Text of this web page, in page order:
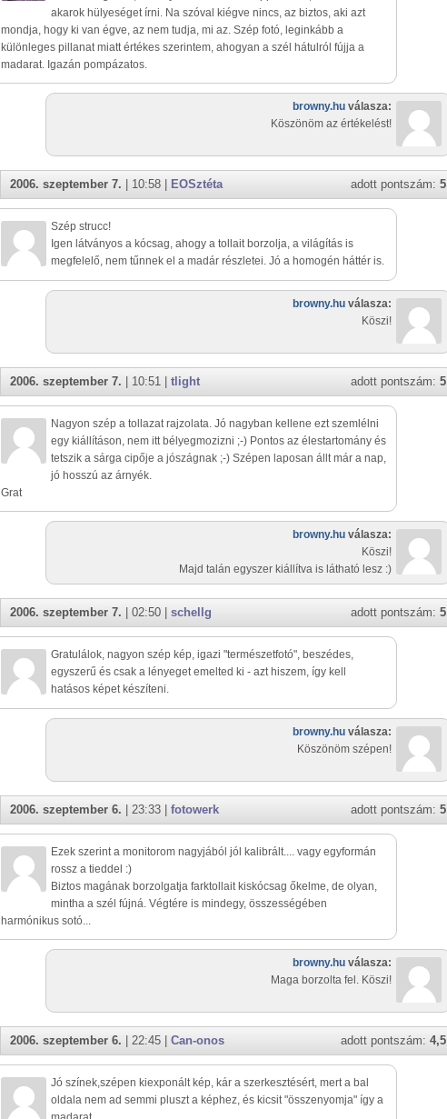
akarok hülyeséget írni. Na szóval kiégve nincs, az biztos, aki azt
mondja, hogy ki van égve, az nem tudja, mi az. Szép fotó, leginkább a
különleges pillanat miatt értékes szerintem, ahogyan a szél hátulról fújja a
madarat. Igazán pompázatos.
browny.hu válasza:
Köszönöm az értékelést!
adott pontszám: 5
2006. szeptember 7. | 10:58 | EOSztéta
Szép strucc!
Igen látványos a kócsag, ahogy a tollait borzolja, a világítás is
megfelelő, nem tűnnek el a madár részletei. Jó a homogén háttér is.
browny.hu válasza:
Köszi!
adott pontszám: 5
2006. szeptember 7. | 10:51 | tlight
Nagyon szép a tollazat rajzolata. Jó nagyban kellene ezt szemlélni
egy kiállításon, nem itt bélyegmozizni ;-) Pontos az élestartomány és
tetszik a sárga cipője a jószágnak ;-) Szépen laposan állt már a nap,
jó hosszú az árnyék.
Grat
browny.hu válasza:
Köszi!
Majd talán egyszer kiállítva is látható lesz :)
adott pontszám: 5
2006. szeptember 7. | 02:50 | schellg
Gratulálok, nagyon szép kép, igazi "természetfotó", beszédes,
egyszerű és csak a lényeget emelted ki - azt hiszem, így kell
hatásos képet készíteni.
browny.hu válasza:
Köszönöm szépen!
adott pontszám: 5
2006. szeptember 6. | 23:33 | fotowerk
Ezek szerint a monitorom nagyjából jól kalibrált.... vagy egyformán
rossz a tieddel :)
Biztos magának borzolgatja farktollait kiskócsag őkelme, de olyan,
mintha a szél fújná. Végtére is mindegy, összességében
harmónikus sotó...
browny.hu válasza:
Maga borzolta fel. Köszi!
adott pontszám: 4,5
2006. szeptember 6. | 22:45 | Can-onos
Jó színek,szépen kiexponált kép, kár a szerkesztésért, mert a bal
oldala nem ad semmi pluszt a képhez, és kicsit "összenyomja" így a